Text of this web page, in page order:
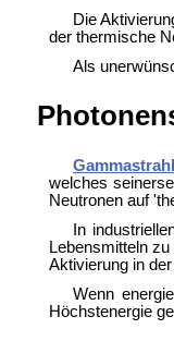
Die
der thermische
Als
welches
Neutronen auf
In
Lebensmitteln
Aktivierung in
Wenn
Höchstenergie